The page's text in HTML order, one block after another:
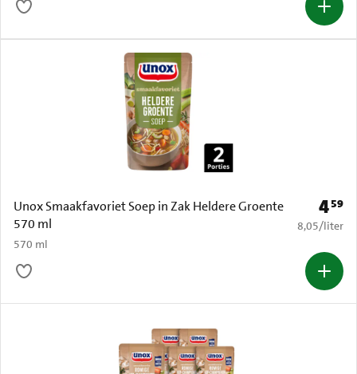
Unox Smaakfavoriet Soep in Zak Heldere Groente
570 ml
570 ml
Prijs:
459
€ 8,05 per
8,05/liter